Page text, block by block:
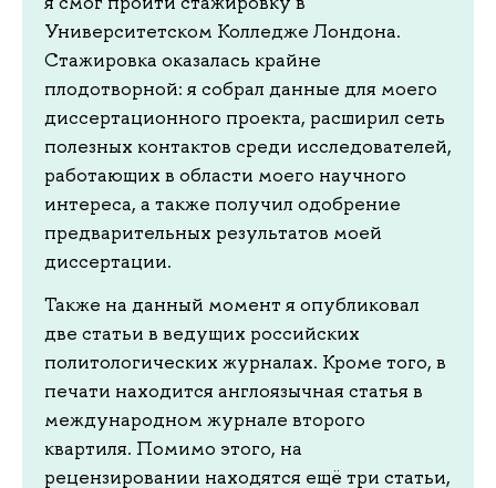
Университетском Колледже Лондона.
Стажировка оказалась крайне
плодотворной: я собрал данные для моего
диссертационного проекта, расширил сеть
полезных контактов среди исследователей,
работающих в области моего научного
интереса, а также получил одобрение
предварительных результатов моей
диссертации.
Также на данный момент я опубликовал
две статьи в ведущих российских
политологических журналах. Кроме того, в
печати находится англоязычная статья в
международном журнале второго
квартиля. Помимо этого, на
рецензировании находятся ещё три статьи,